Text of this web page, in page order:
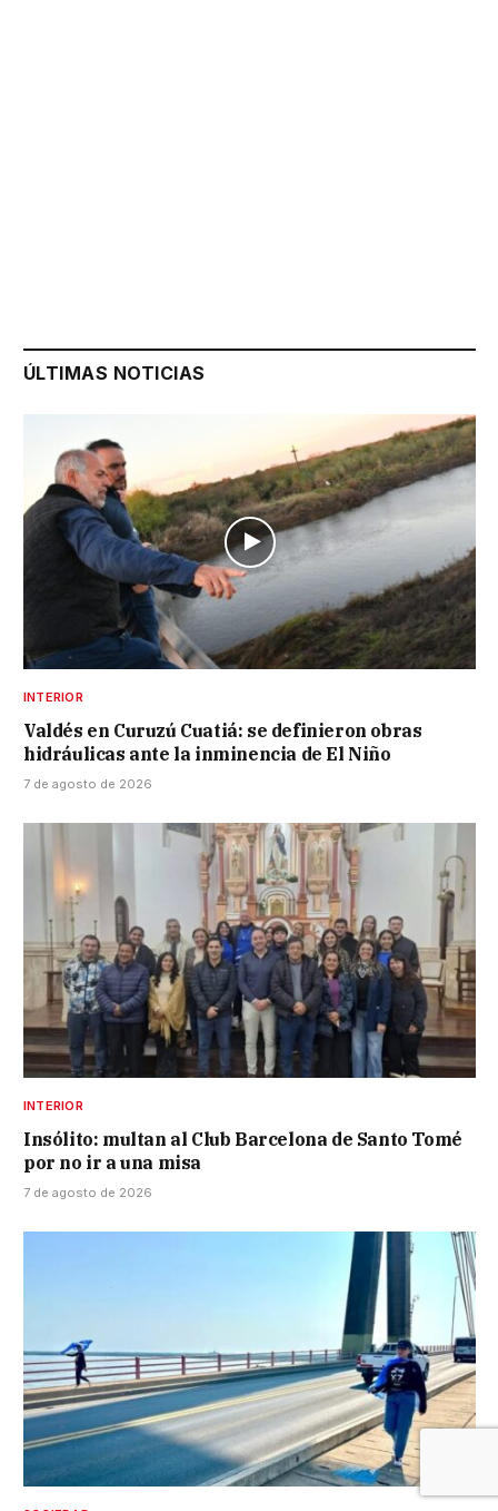
ÚLTIMAS NOTICIAS
INTERIOR
Valdés en Curuzú Cuatiá: se definieron obras
hidráulicas ante la inminencia de El Niño
7 de agosto de 2026
INTERIOR
Insólito: multan al Club Barcelona de Santo Tomé
por no ir a una misa
7 de agosto de 2026